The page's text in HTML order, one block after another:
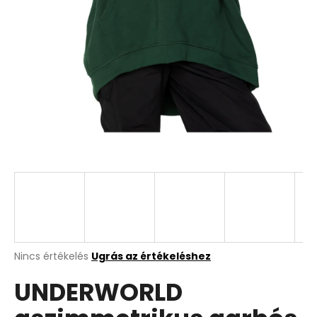
A
átlagos
értékelése
Nincs értékelés Ugrás az értékeléshez
UNDERWORLD